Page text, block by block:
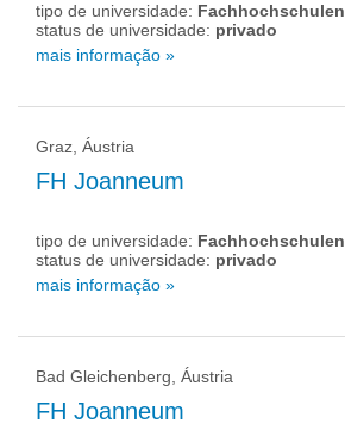
tipo de universidade: Fachhochschulen
status de universidade: privado
mais informação »
Graz, Áustria
FH Joanneum
tipo de universidade: Fachhochschulen
status de universidade: privado
mais informação »
Bad Gleichenberg, Áustria
FH Joanneum